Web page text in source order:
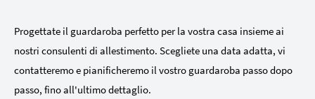
Progettate il guardaroba perfetto per la vostra casa insieme ai
nostri consulenti di allestimento. Scegliete una data adatta, vi
contatteremo e pianificheremo il vostro guardaroba passo dopo
passo, fino all'ultimo dettaglio.